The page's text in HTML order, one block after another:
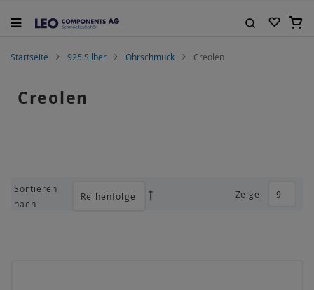
Inhalt
Startseite 925 Silber Ohrschmuck Creolen
Creolen
Zeige
Sortieren
nach
Absteigend